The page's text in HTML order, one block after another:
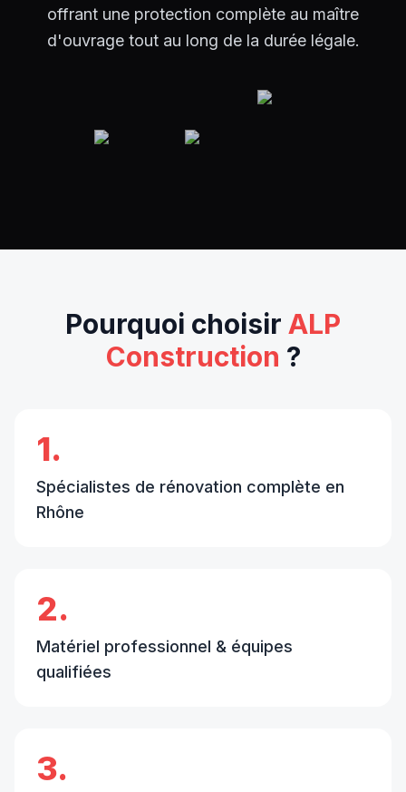
offrant une protection complète au maître
d'ouvrage tout au long de la durée légale.
Pourquoi choisir ALP
Construction ?
1.
Spécialistes de rénovation complète en
Rhône
2.
Matériel professionnel & équipes
qualifiées
3.